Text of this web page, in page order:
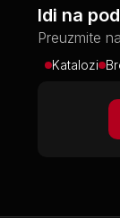
Idi na
Preuzmite
Katalozi